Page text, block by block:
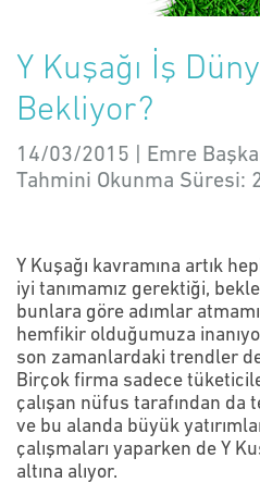
Y Kuşağı İş
Bekliyor?
14/03/2015 | Emre
Tahmini Okunma Süresi:
Y Kuşağı kavramına artık
iyi tanımamız gerektiği,
bunlara göre adımlar
hemfikir olduğumuza
son zamanlardaki trendler
Birçok firma sadece
çalışan nüfus tarafından
ve bu alanda büyük
çalışmaları yaparken de Y
altına alıyor.